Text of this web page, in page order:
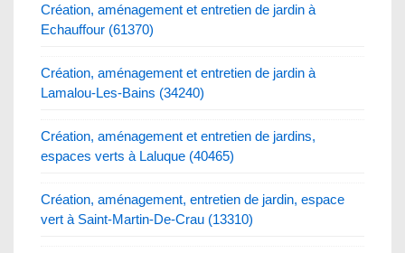
Création, aménagement et entretien de jardin à
Echauffour (61370)
Création, aménagement et entretien de jardin à
Lamalou-Les-Bains (34240)
Création, aménagement et entretien de jardins,
espaces verts à Laluque (40465)
Création, aménagement, entretien de jardin, espace
vert à Saint-Martin-De-Crau (13310)